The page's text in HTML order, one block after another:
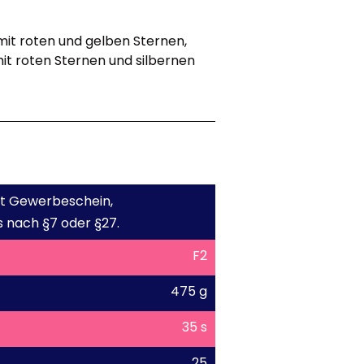
roten und gelben Sternen,
roten Sternen und silbernen
Gewerbeschein,
§7 oder §27.
F2
475 g
35 s